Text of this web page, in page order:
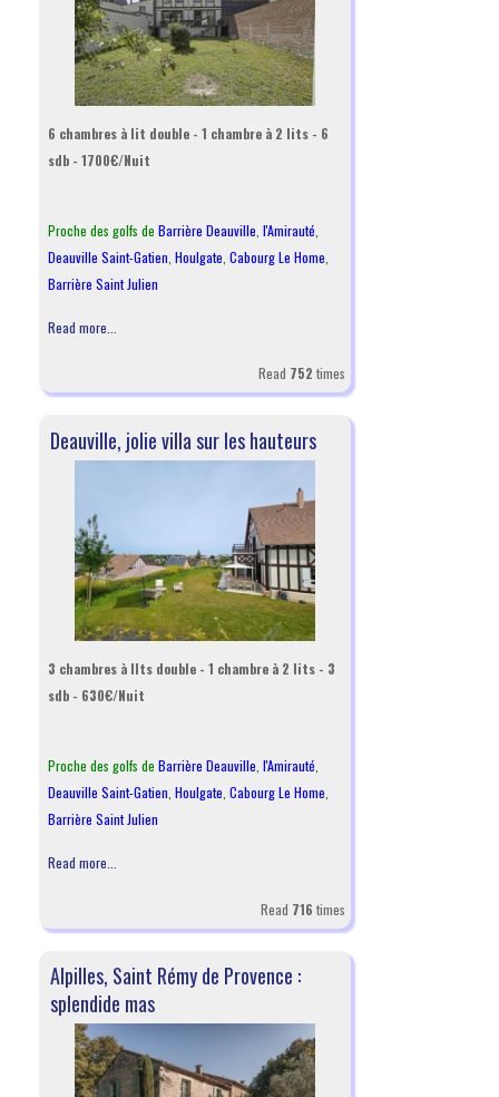
6 chambres à lit double - 1 chambre à 2 lits - 6
sdb - 1700€/Nuit
Proche des golfs de Barrière Deauville l'Amirauté
Deauville Saint-Gatien Houlgate Cabourg Le Home
Barrière Saint Julien
Read more...
Read 752 times
Deauville, jolie villa sur les hauteurs
3 chambres à llts double - 1 chambre à 2 lits - 3
sdb - 630€/Nuit
Proche des golfs de Barrière Deauville l'Amirauté
Deauville Saint-Gatien Houlgate Cabourg Le Home
Barrière Saint Julien
Read more...
Read 716 times
Alpilles, Saint Rémy de Provence :
splendide mas